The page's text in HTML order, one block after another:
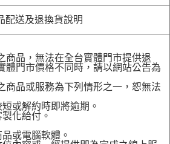
配送及退換貨說明
商品，無法在全台實體門市提供退
體門市價格不同時，請以網站公告為
商品或服務為下列情形之一，恕無法
或解約時即將逾期。
化給付。
或電腦軟體。